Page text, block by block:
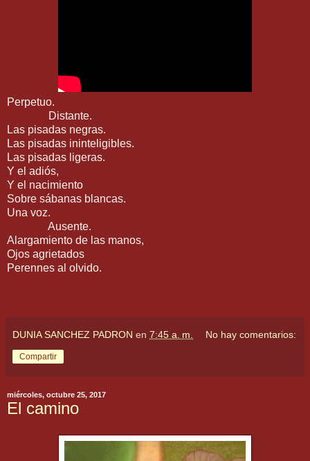
Perpetuo.
Distante.
Las pisadas negras.
Las pisadas ininteligibles.
Las pisadas ligeras.
Y el adiós,
Y el nacimiento
Sobre sábanas blancas.
Una voz.
Ausente.
Alargamiento de las manos,
Ojos agrietados
Perennes al olvido.
DUNIA SANCHEZ PADRON en 7:45 a. m. No hay comentarios:
Compartir
miércoles, octubre 25, 2017
El camino